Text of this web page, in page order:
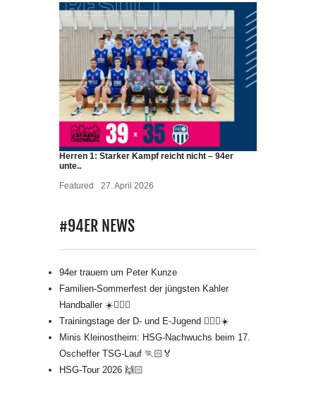
Herren 1: Starker Kampf reicht nicht – 94er
unte..
Featured
27. April 2026
#94ER NEWS
94er trauern um Peter Kunze
Familien-Sommerfest der jüngsten Kahler
Handballer ☀️🤾🏻‍♂️
Trainingstage der D- und E-Jugend 🤾🏻‍♂️☀️
Minis Kleinostheim: HSG-Nachwuchs beim 17.
Oscheffer TSG-Lauf 🏃🏻🏅
HSG-Tour 2026 🙌🏻